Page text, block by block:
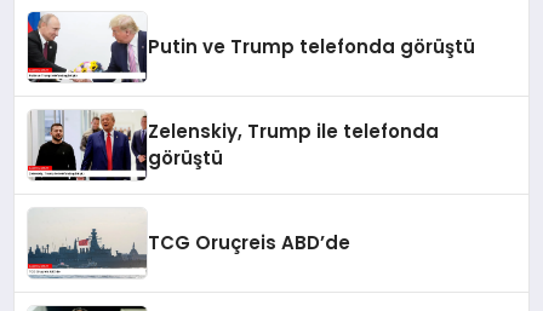
Putin ve Trump telefonda görüştü
Zelenskiy, Trump ile telefonda
görüştü
TCG Oruçreis ABD’de